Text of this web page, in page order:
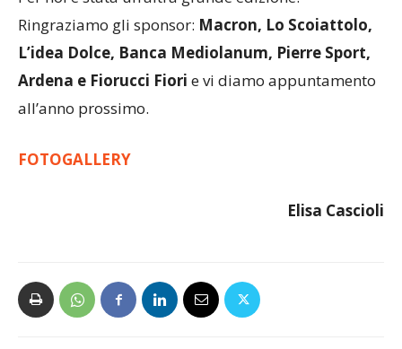
Ringraziamo gli sponsor: Macron, Lo Scoiattolo,
L’idea Dolce, Banca Mediolanum, Pierre Sport,
Ardena e Fiorucci Fiori e vi diamo appuntamento
all’anno prossimo.
FOTOGALLERY
Elisa Cascioli